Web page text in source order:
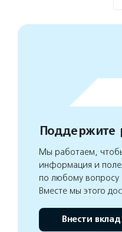
Поддержите
Мы работаем,
информация и
по любому вопросу
Вместе мы этого
Внести вклад